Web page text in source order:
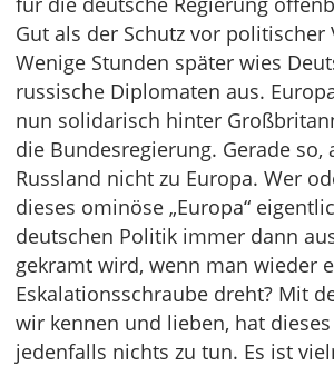
Gut als der Schutz vor politischer
Wenige Stunden später wies
russische Diplomaten aus.
nun solidarisch hinter
die Bundesregierung. Gerade so,
Russland nicht zu Europa. Wer
dieses ominöse „Europa“
deutschen Politik immer dann
gekramt wird, wenn man wieder
Eskalationsschraube dreht? Mit
wir kennen und lieben, hat
jedenfalls nichts zu tun. Es ist